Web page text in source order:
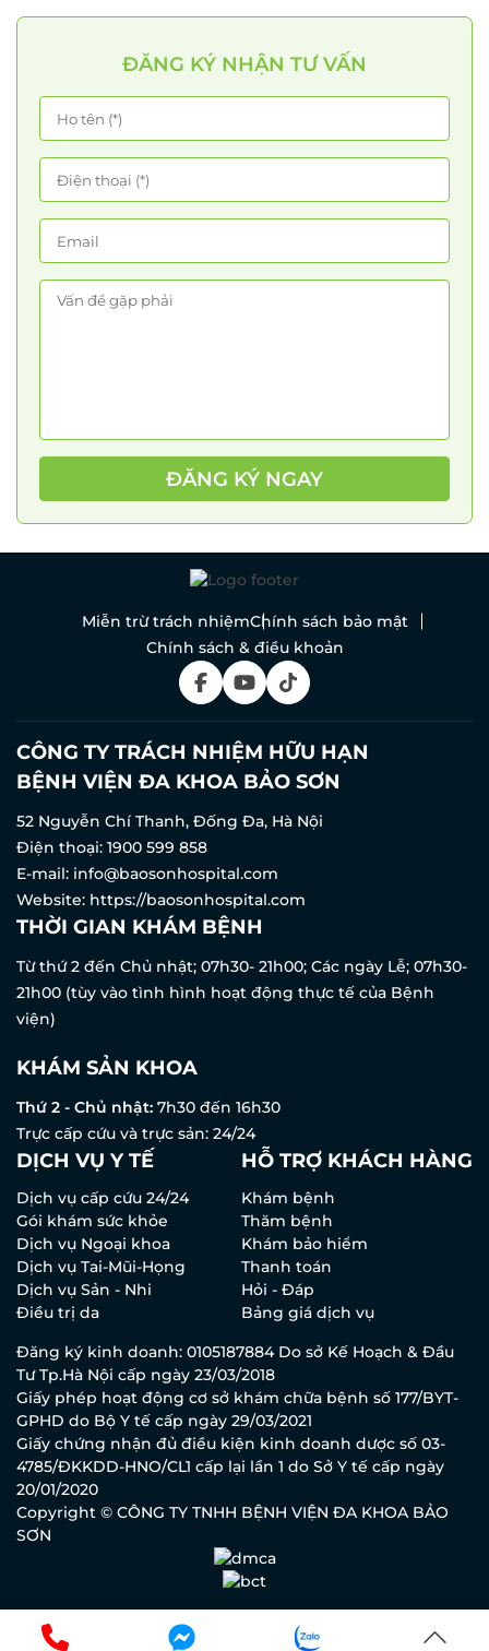
ĐĂNG KÝ NHẬN TƯ VẤN
ĐĂNG KÝ NGAY
Miễn trừ trách nhiệmChính sách bảo mật
Chính sách & điều khoản
CÔNG TY TRÁCH NHIỆM HỮU HẠN
BỆNH VIỆN ĐA KHOA BẢO SƠN
52 Nguyễn Chí Thanh, Đống Đa, Hà Nội
Điện thoại: 1900 599 858
E-mail: info@baosonhospital.com
Website: https://baosonhospital.com
THỜI GIAN KHÁM BỆNH
Từ thứ 2 đến Chủ nhật; 07h30- 21h00; Các ngày Lễ; 07h30-
21h00 (tùy vào tình hình hoạt động thực tế của Bệnh
viện)
KHÁM SẢN KHOA
Thứ 2 - Chủ nhật: 7h30 đến 16h30
Trực cấp cứu và trực sản: 24/24
DỊCH VỤ Y TẾ
Dịch vụ cấp cứu 24/24
Gói khám sức khỏe
Dịch vụ Ngoại khoa
Dịch vụ Tai-Mũi-Họng
Dịch vụ Sản - Nhi
Điều trị da
HỖ TRỢ KHÁCH HÀNG
Khám bệnh
Thăm bệnh
Khám bảo hiểm
Thanh toán
Hỏi - Đáp
Bảng giá dịch vụ
Đăng ký kinh doanh: 0105187884 Do sở Kế Hoạch & Đầu
Tư Tp.Hà Nội cấp ngày 23/03/2018
Giấy phép hoạt động cơ sở khám chữa bệnh số 177/BYT-
GPHD do Bộ Y tế cấp ngày 29/03/2021
Giấy chứng nhận đủ điều kiện kinh doanh dược số 03-
4785/ĐKKDD-HNO/CL1 cấp lại lần 1 do Sở Y tế cấp ngày
20/01/2020
Copyright © CÔNG TY TNHH BỆNH VIỆN ĐA KHOA BẢO
SƠN